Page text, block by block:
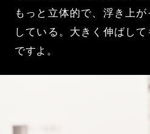
もっと立体的で、浮き上
している。大きく伸ばし
ですよ。